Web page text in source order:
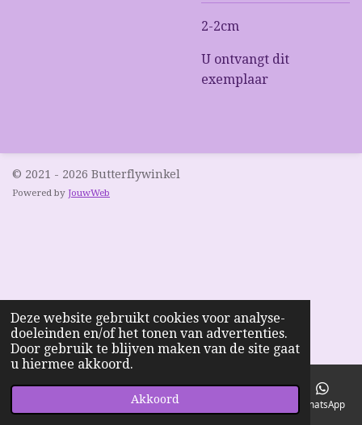
Deze website gebruikt cookies voor analyse-
doeleinden en/of het tonen van advertenties.
Door gebruik te blijven maken van de site gaat
u hiermee akkoord.
Akkoord
2-2cm
U ontvangt dit
exemplaar
© 2021 - 2026 Butterflywinkel
Powered by JouwWeb
Telefoonnummer WhatsApp